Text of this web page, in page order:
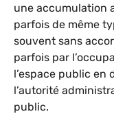
une accumulation
parfois de même
souvent sans
parfois par
l’espace public en
l’autorité
public.